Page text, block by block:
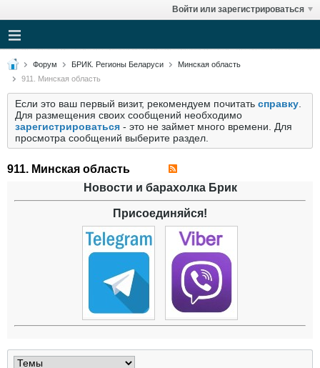
Войти или зарегистрироваться
Форум БРИК. Регионы Беларуси
Минская область
911. Минская область
Если это ваш первый визит, рекомендуем почитать справку
Для размещения своих сообщений необходимо
зарегистрироваться - это не займет много времени. Для
просмотра сообщений выберите раздел.
911. Минская область
Новости и барахолка Брик
Присоединяйся!